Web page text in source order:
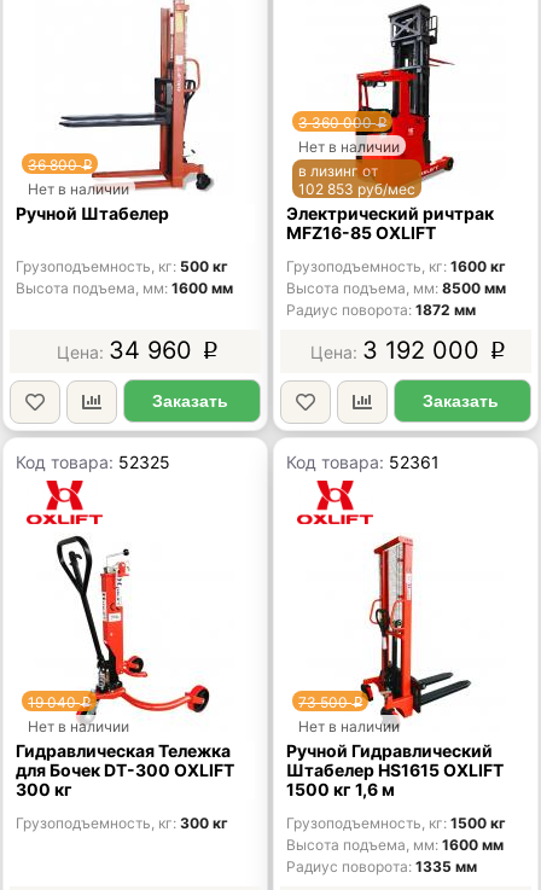
36 800p
Нет в наличии
Ручной Штабелер
Грузоподъемность, кг 500 кг
Высота подъема, мм 1600 мм
34 960 p
Заказать
3 360 000p
Нет в наличии
в лизинг от
102 853 руб/мес
Электрический ричтрак
MFZ16-85 OXLIFT
Грузоподъемность, кг 1600 кг
Высота подъема, мм 8500 мм
Радиус поворота 1872 мм
3 192 000 p
Заказать
Код товара: 52325
19 040p
Нет в наличии
Гидравлическая Тележка
для Бочек DT-300 OXLIFT
300 кг
Грузоподъемность, кг 300 кг
Код товара: 52361
73 500p
Нет в наличии
Ручной Гидравлический
Штабелер HS1615 OXLIFT
1500 кг 1,6 м
Грузоподъемность, кг 1500 кг
Высота подъема, мм 1600 мм
Радиус поворота 1335 мм